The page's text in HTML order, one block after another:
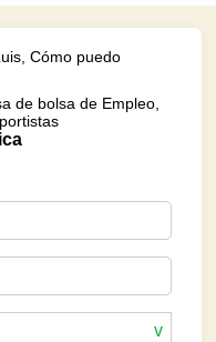
Cómo puedo
de bolsa de Empleo,